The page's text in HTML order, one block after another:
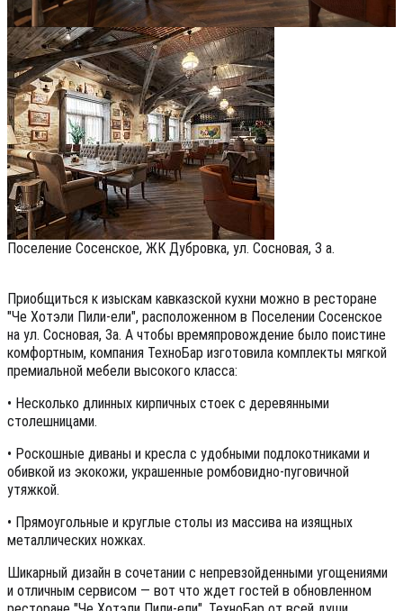
Поселение Сосенское, ЖК Дубровка, ул. Сосновая, 3 а.
Приобщиться к изыскам кавказской кухни можно в ресторане
"Че Хотэли Пили-ели", расположенном в Поселении Сосенское
на ул. Сосновая, 3а. А чтобы времяпровождение было поистине
комфортным, компания ТехноБар изготовила комплекты мягкой
премиальной мебели высокого класса:
• Несколько длинных кирпичных стоек с деревянными
столешницами.
• Роскошные диваны и кресла с удобными подлокотниками и
обивкой из экокожи, украшенные ромбовидно-пуговичной
утяжкой.
• Прямоугольные и круглые столы из массива на изящных
металлических ножках.
Шикарный дизайн в сочетании с непревзойденными угощениями
и отличным сервисом — вот что ждет гостей в обновленном